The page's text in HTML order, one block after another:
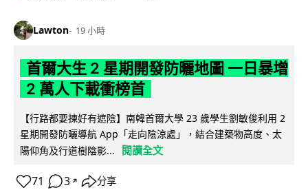
Lawton 19 小時
首爾大生 2 星期開發防曬地圖 一日暴增
2 萬人下載衝榜首
【行路都要揀好有遮陰】南韓首爾大學 23 歲學生劉敏俊利用 2
星期開發防曬導航 App「走向陰涼處」，結合建築物高度、太
陽仰角及行道樹陰影...
閱讀全文
71 3 ↗ 分享